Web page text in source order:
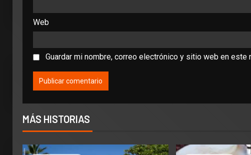
Web
Guardar mi nombre, correo electrónico y sitio web en este
MÁS HISTORIAS